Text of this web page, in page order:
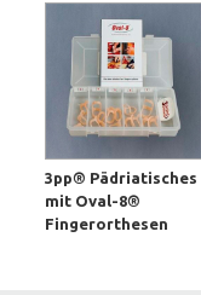
3pp® Pädriatisches
mit Oval-8®
Fingerorthesen